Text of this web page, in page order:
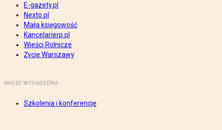
E-gazety.pl
Nexto.pl
Mała księgowość
Kancelarierp.pl
Wieści Rolnicze
Życie Warszawy
NASZE WYDARZENIA
Szkolenia i konferencje